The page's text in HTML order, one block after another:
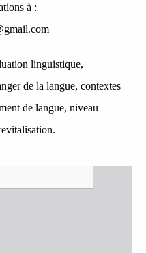
à :
linguistique,
de la langue, contextes
de langue, niveau